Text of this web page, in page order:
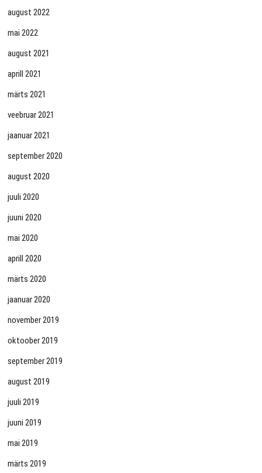
august 2022
mai 2022
august 2021
aprill 2021
märts 2021
veebruar 2021
jaanuar 2021
september 2020
august 2020
juuli 2020
juuni 2020
mai 2020
aprill 2020
märts 2020
jaanuar 2020
november 2019
oktoober 2019
september 2019
august 2019
juuli 2019
juuni 2019
mai 2019
märts 2019